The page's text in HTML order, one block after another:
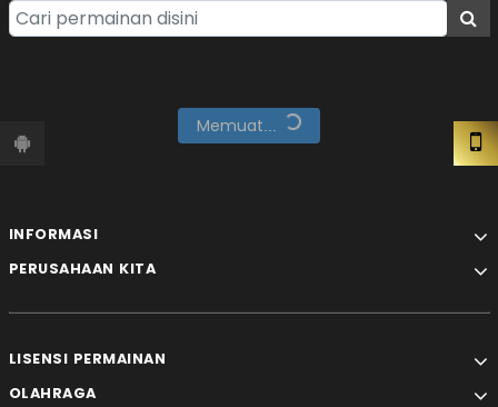
Memuat...
INFORMASI
PERUSAHAAN KITA
LISENSI PERMAINAN
OLAHRAGA